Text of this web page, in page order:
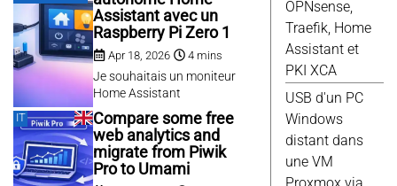
méga-octets. Il est
probable qu’elle stocke
beaucoup d’information
qui n’est pas utile à
conserver. Voici quelques
trucs pour identifier et
réduire à ce qui vous
intéresse.
Assistant avec un
Raspberry Pi Zero 1
Apr 18, 2026 4 mins
Je souhaitais un moniteur
Home Assistant
indépendant et tactile. Il
existe de nombreuses
méthodes plus ou moins
simples. Les méthodes qui
semblent les plus simples
IT
Compare some free
web analytics and
migrate from Piwik
Pro to Umami
Web (6)
Fusion 360 (5)
Google (5)
Qemu (5)
Raspberry
(5)
Vmware (5)
Android (4)
Excel (4)
Reparation (4)
OPNsense,
Traefik, Home
Assistant et
PKI XCA
USB d'un PC
Windows
distant dans
une VM